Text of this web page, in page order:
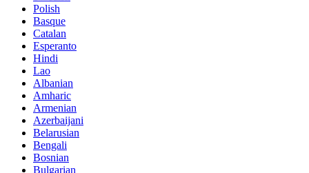
Polish
Basque
Catalan
Esperanto
Hindi
Lao
Albanian
Amharic
Armenian
Azerbaijani
Belarusian
Bengali
Bosnian
Bulgarian